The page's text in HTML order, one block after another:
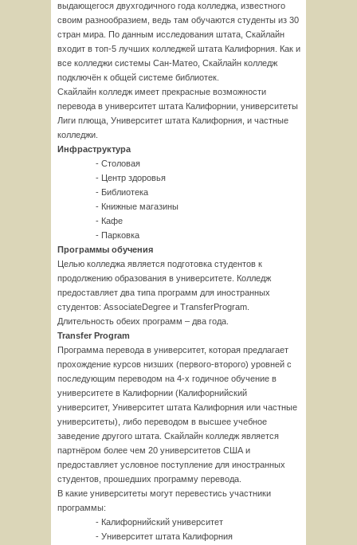
выдающегося двухгодичного года колледжа, известного
своим разнообразием, ведь там обучаются студенты из 30
стран мира. По данным исследования штата, Скайлайн
входит в топ-5 лучших колледжей штата Калифорния. Как и
все колледжи системы Сан-Матео, Скайлайн колледж
подключён к общей системе библиотек.
Скайлайн колледж имеет прекрасные возможности
перевода в университет штата Калифорнии, университеты
Лиги плюща, Университет штата Калифорния, и частные
колледжи.
Инфраструктура
- Столовая
- Центр здоровья
- Библиотека
- Книжные магазины
- Кафе
- Парковка
Программы обучения
Целью колледжа является подготовка студентов к
продолжению образования в университете. Колледж
предоставляет два типа программ для иностранных
студентов: AssociateDegree и TransferProgram.
Длительность обеих программ – два года.
Transfer Program
Программа перевода в университет, которая предлагает
прохождение курсов низших (первого-второго) уровней с
последующим переводом на 4-х годичное обучение в
университете в Калифорнии (Калифорнийский
университет, Университет штата Калифорния или частные
университеты), либо переводом в высшее учебное
заведение другого штата. Скайлайн колледж является
партнёром более чем 20 университетов США и
предоставляет условное поступление для иностранных
студентов, прошедших программу перевода.
В какие университеты могут перевестись участники
программы:
- Калифорнийский университет
- Университет штата Калифорния